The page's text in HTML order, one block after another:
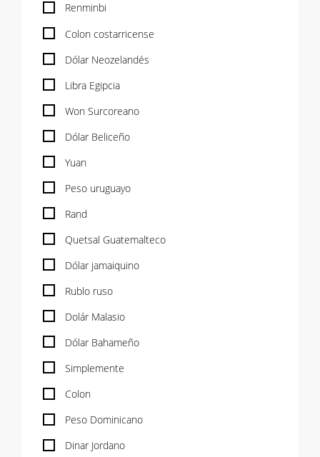
Renminbi
Colon costarricense
Dólar Neozelandés
Libra Egipcia
Won Surcoreano
Dólar Beliceño
Yuan
Peso uruguayo
Rand
Quetsal Guatemalteco
Dólar jamaiquino
Rublo ruso
Dolár Malasio
Dólar Bahameño
Simplemente
Colon
Peso Dominicano
Dinar Jordano